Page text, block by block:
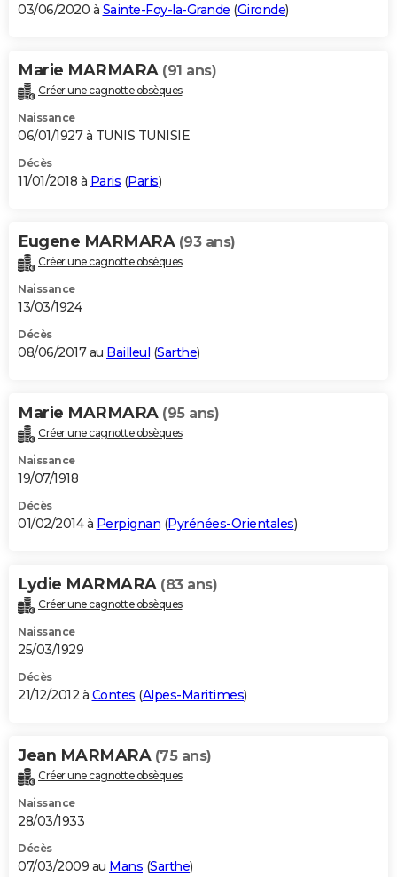
03/06/2020 à Sainte-Foy-la-Grande (Gironde)
Marie MARMARA (91 ans)
Créer une cagnotte obsèques
Naissance
06/01/1927 à TUNIS TUNISIE
Décès
11/01/2018 à Paris (Paris)
Eugene MARMARA (93 ans)
Créer une cagnotte obsèques
Naissance
13/03/1924
Décès
08/06/2017 au Bailleul (Sarthe)
Marie MARMARA (95 ans)
Créer une cagnotte obsèques
Naissance
19/07/1918
Décès
01/02/2014 à Perpignan (Pyrénées-Orientales)
Lydie MARMARA (83 ans)
Créer une cagnotte obsèques
Naissance
25/03/1929
Décès
21/12/2012 à Contes (Alpes-Maritimes)
Jean MARMARA (75 ans)
Créer une cagnotte obsèques
Naissance
28/03/1933
Décès
07/03/2009 au Mans (Sarthe)